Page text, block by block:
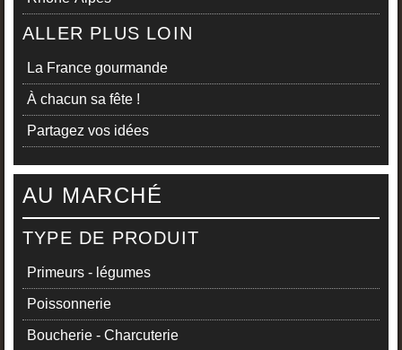
ALLER PLUS LOIN
La France gourmande
À chacun sa fête !
Partagez vos idées
AU MARCHÉ
TYPE DE PRODUIT
Primeurs - légumes
Poissonnerie
Boucherie - Charcuterie